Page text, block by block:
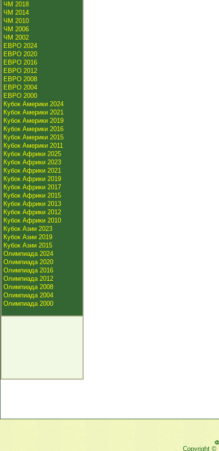
ЧМ 2018
ЧМ 2014
ЧМ 2010
ЧМ 2006
ЧМ 2002
ЕВРО 2024
ЕВРО 2020
ЕВРО 2016
ЕВРО 2012
ЕВРО 2008
ЕВРО 2004
ЕВРО 2000
Кубок Америки 2024
Кубок Америки 2021
Кубок Америки 2019
Кубок Америки 2016
Кубок Америки 2015
Кубок Америки 2011
Кубок Африки 2025
Кубок Африки 2023
Кубок Африки 2021
Кубок Африки 2019
Кубок Африки 2017
Кубок Африки 2015
Кубок Африки 2013
Кубок Африки 2012
Кубок Африки 2010
Кубок Азии 2023
Кубок Азии 2019
Кубок Азии 2015
Олимпиада 2024
Олимпиада 2020
Олимпиада 2016
Олимпиада 2012
Олимпиада 2008
Олимпиада 2004
Олимпиада 2000
Copyright ©